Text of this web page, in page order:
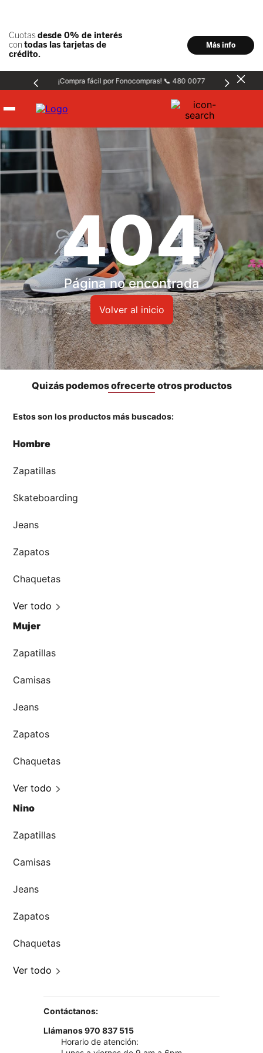
¡Compra fácil por Fonocompras! 📞 480 0077
Hombre
Mujer
Niños
Accesorios
🏃‍♀️🏃‍♂️ Zona del Hincha
👀 Lo Nuevo
🤑 Zona Outlet
Tiendas
404
Página no encontrada
Volver al inicio
Quizás podemos ofrecerte otros productos
Estos son los productos más buscados:
Hombre
Zapatillas
Skateboarding
Jeans
Zapatos
Chaquetas
Ver todo
Mujer
Zapatillas
Camisas
Jeans
Zapatos
Chaquetas
Ver todo
Nino
Zapatillas
Camisas
Jeans
Zapatos
Chaquetas
Ver todo
Contáctanos:
Llámanos 970 837 515
Horario de atención: